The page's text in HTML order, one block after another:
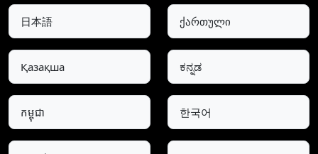
日本語 ქართული
Қазақша ಕನ್ನಡ
កម្ពុជា 한국어